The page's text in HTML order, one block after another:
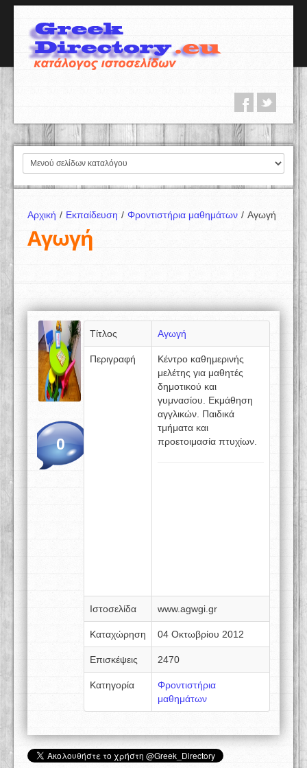
Αρχική / Εκπαίδευση / Φροντιστήρια μαθημάτων / Αγωγή
Αγωγή
0
Τίτλος Αγωγή
Περιγραφή
Κέντρο καθημερινής
μελέτης για μαθητές
δημοτικού και
γυμνασίου. Εκμάθηση
αγγλικών. Παιδικά
τμήματα και
προετοιμασία πτυχίων.
Ιστοσελίδα www.agwgi.gr
Καταχώρηση 04 Οκτωβρίου 2012
Επισκέψεις 2470
Κατηγορία
Φροντιστήρια
μαθημάτων